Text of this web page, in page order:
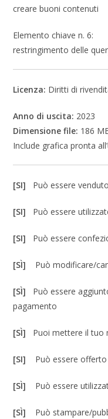
creare buoni contenuti
Elemento chiave n. 6:
restringimento delle
Licenza: Diritti di
Anno di uscita: 2023
Dimensione file: 186
Include grafica pronta
[SI] Può essere venduto
[SI] Può essere
[SI] Può essere
[SÌ] Può modificare/
[SÌ] Può essere
pagamento
[SÌ] Puoi mettere il tuo
[SI] Può essere
[SÌ] Può essere
[SÌ] Può stampare/